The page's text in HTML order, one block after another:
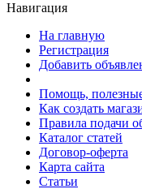
Навигация
На главную
Регистрация
Добавить
Помощь,
Как создать
Правила подачи
Каталог статей
Договор-оферта
Карта сайта
Статьи